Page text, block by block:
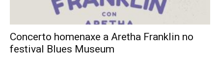
Concerto homenaxe a Aretha Franklin no
festival Blues Museum